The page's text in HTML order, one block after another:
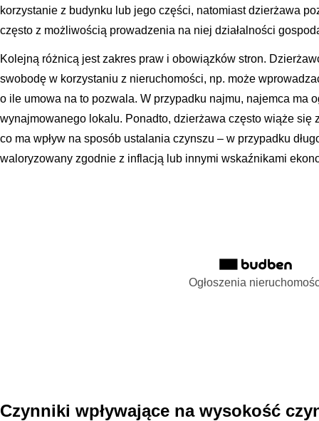
korzystanie z budynku lub jego części, natomiast dzierżawa
często z możliwością prowadzenia na niej działalności
Kolejną różnicą jest zakres praw i obowiązków stron.
swobodę w korzystaniu z nieruchomości, np. może
o ile umowa na to pozwala. W przypadku najmu, najemca ma
wynajmowanego lokalu. Ponadto, dzierżawa często wiąże się
co ma wpływ na sposób ustalania czynszu – w przypadku
waloryzowany zgodnie z inflacją lub innymi wskaźnikami
Ogłoszenia
Czynniki wpływające na wysokość